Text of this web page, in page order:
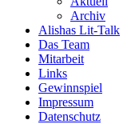
Archiv
Alishas Lit-Talk
Das Team
Mitarbeit
Links
Gewinnspiel
Impressum
Datenschutz